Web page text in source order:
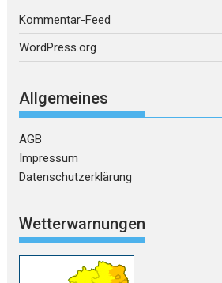
Kommentar-Feed
WordPress.org
Allgemeines
AGB
Impressum
Datenschutzerklärung
Wetterwarnungen